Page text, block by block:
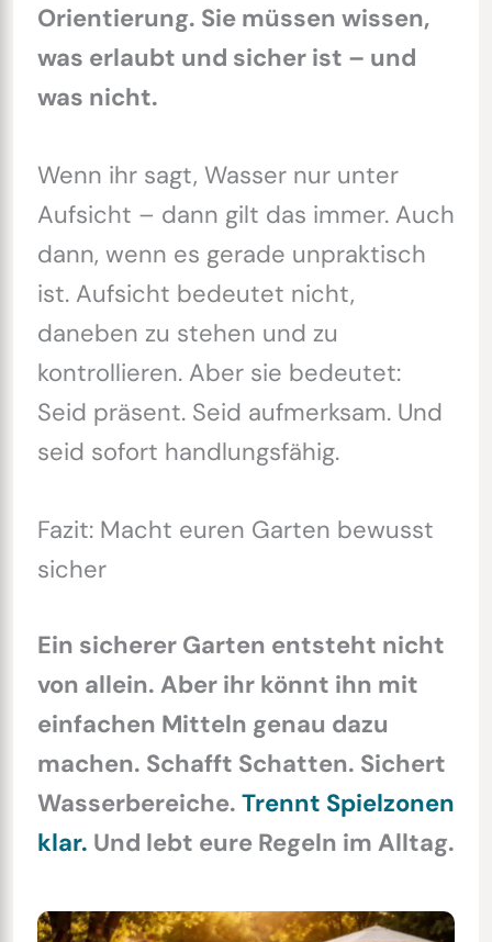
Orientierung. Sie müssen wissen,
was erlaubt und sicher ist – und
was nicht.
Wenn ihr sagt, Wasser nur unter
Aufsicht – dann gilt das immer. Auch
dann, wenn es gerade unpraktisch
ist. Aufsicht bedeutet nicht,
daneben zu stehen und zu
kontrollieren. Aber sie bedeutet:
Seid präsent. Seid aufmerksam. Und
seid sofort handlungsfähig.
Fazit: Macht euren Garten bewusst
sicher
Ein sicherer Garten entsteht nicht
von allein. Aber ihr könnt ihn mit
einfachen Mitteln genau dazu
machen. Schafft Schatten. Sichert
Wasserbereiche. Trennt Spielzonen
klar. Und lebt eure Regeln im Alltag.